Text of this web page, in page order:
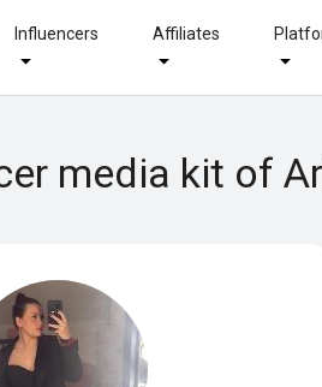
Influencers Affiliates
media kit of